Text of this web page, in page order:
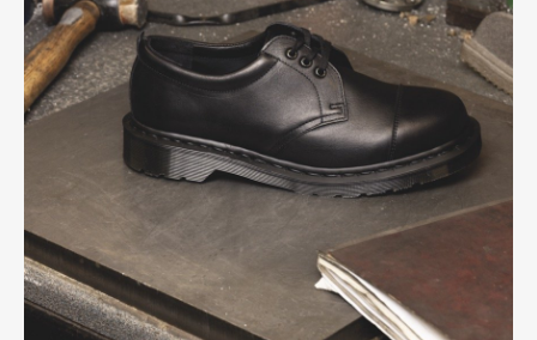
Pen Membership
Magazine
Official Columnist
About
Contact
Pen Meet
Pen international Pen tw